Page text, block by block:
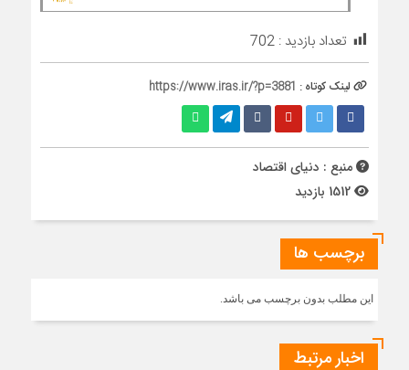
تعداد بازدید : 702
لینک کوتاه : https://www.iras.ir/?p=3881
منبع : دنیای اقتصاد
برچسب ها
این مطلب بدون برچسب می باشد.
اخبار مرتبط